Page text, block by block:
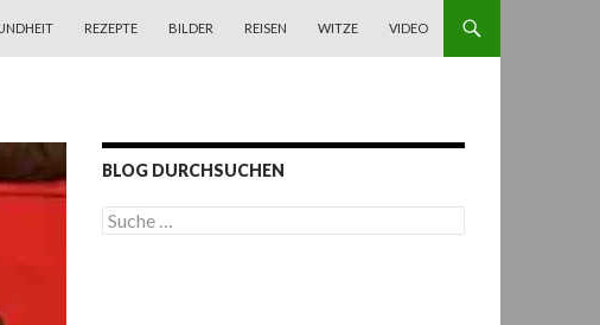
REZEPTE BILDER REISEN WITZE VIDEO
BLOG DURCHSUCHEN
S
u